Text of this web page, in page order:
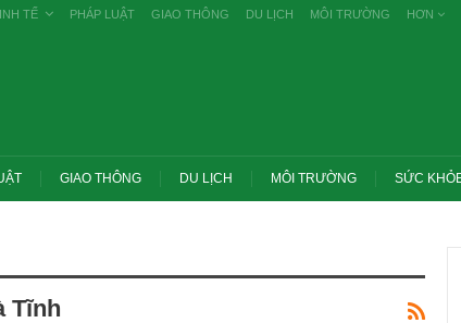
TẾ PHÁP LUẬT GIAO THÔNG DU LỊCH MÔI TRƯỜNG HƠN
GIAO THÔNG DU LỊCH MÔI TRƯỜNG SỨC
Tĩnh